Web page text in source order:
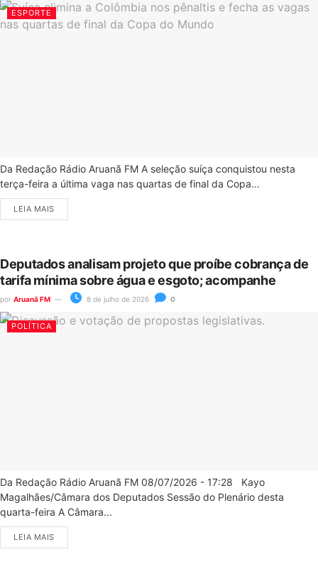
ESPORTE
Da Redação Rádio Aruanã FM A seleção suíça conquistou nesta
terça-feira a última vaga nas quartas de final da Copa...
LEIA MAIS
Deputados analisam projeto que proíbe cobrança de
tarifa mínima sobre água e esgoto; acompanhe
por Aruanã FM 8 de julho de 2026 0
POLÍTICA
Da Redação Rádio Aruanã FM 08/07/2026 - 17:28 Kayo
Magalhães/Câmara dos Deputados Sessão do Plenário desta
quarta-feira A Câmara...
LEIA MAIS